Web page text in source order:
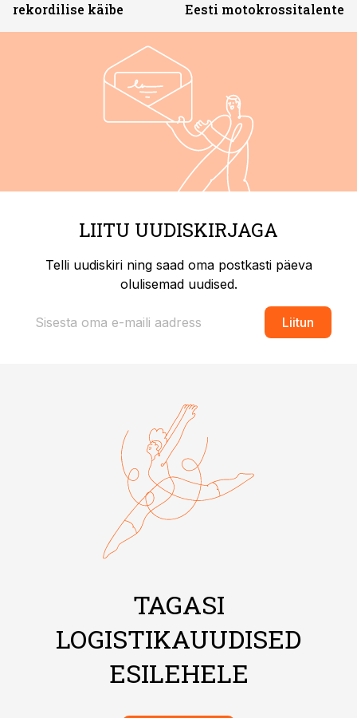
rekordilise käibe
Eesti motokrossitalente
LIITU UUDISKIRJAGA
Telli uudiskiri ning saad oma postkasti päeva
olulisemad uudised.
Liitun
TAGASI
LOGISTIKAUUDISED
ESILEHELE